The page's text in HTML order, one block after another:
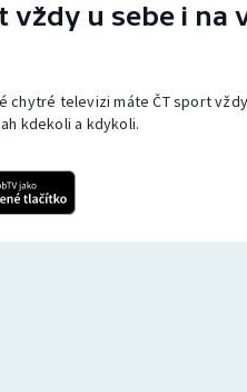
u sebe i na
chytré televizi máte ČT sport
kdekoli a kdykoli.